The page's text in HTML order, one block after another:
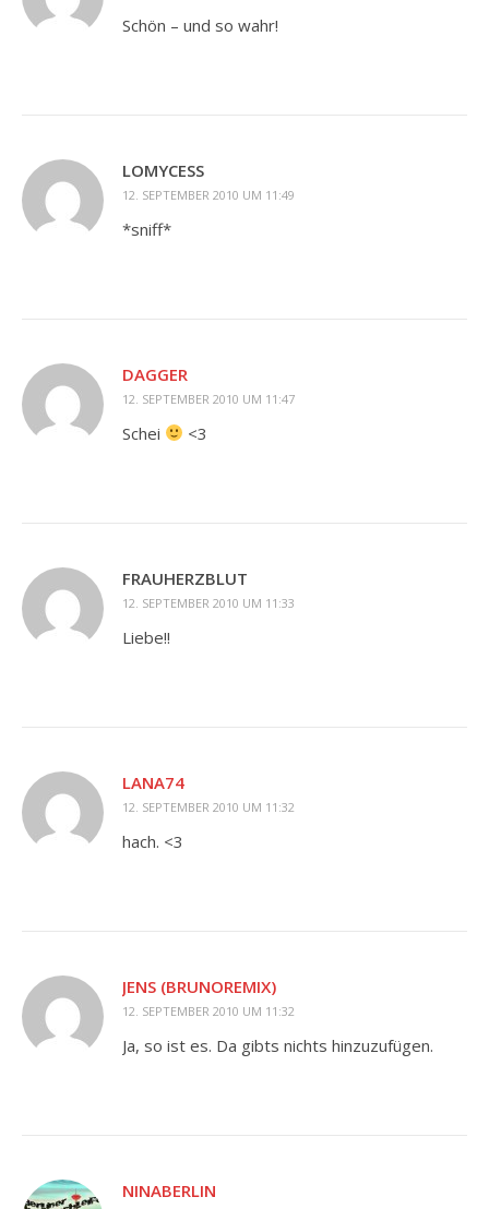
Schön – und so wahr!
LOMYCESS
12. SEPTEMBER 2010 UM 11:49
*sniff*
DAGGER
12. SEPTEMBER 2010 UM 11:47
Schei <3
FRAUHERZBLUT
12. SEPTEMBER 2010 UM 11:33
Liebe!!
LANA74
12. SEPTEMBER 2010 UM 11:32
hach. <3
JENS (BRUNOREMIX)
12. SEPTEMBER 2010 UM 11:32
Ja, so ist es. Da gibts nichts hinzuzufügen.
NINABERLIN